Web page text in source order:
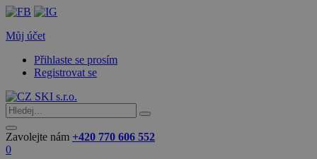
Můj účet
Přihlaste se prosím
Registrovat se
Zavolejte nám +420 770 606 552
0